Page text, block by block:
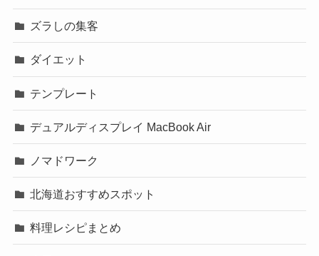
ズラしの集客
ダイエット
テンプレート
デュアルディスプレイ MacBook Air
ノマドワーク
北海道おすすめスポット
料理レシピまとめ